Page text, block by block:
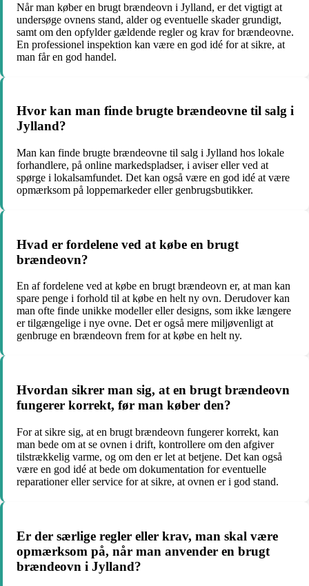
Når man køber en brugt brændeovn i Jylland, er det vigtigt at
undersøge ovnens stand, alder og eventuelle skader grundigt,
samt om den opfylder gældende regler og krav for brændeovne.
En professionel inspektion kan være en god idé for at sikre, at
man får en god handel.
Hvor kan man finde brugte brændeovne til salg i
Jylland?
Man kan finde brugte brændeovne til salg i Jylland hos lokale
forhandlere, på online markedspladser, i aviser eller ved at
spørge i lokalsamfundet. Det kan også være en god idé at være
opmærksom på loppemarkeder eller genbrugsbutikker.
Hvad er fordelene ved at købe en brugt
brændeovn?
En af fordelene ved at købe en brugt brændeovn er, at man kan
spare penge i forhold til at købe en helt ny ovn. Derudover kan
man ofte finde unikke modeller eller designs, som ikke længere
er tilgængelige i nye ovne. Det er også mere miljøvenligt at
genbruge en brændeovn frem for at købe en helt ny.
Hvordan sikrer man sig, at en brugt brændeovn
fungerer korrekt, før man køber den?
For at sikre sig, at en brugt brændeovn fungerer korrekt, kan
man bede om at se ovnen i drift, kontrollere om den afgiver
tilstrækkelig varme, og om den er let at betjene. Det kan også
være en god idé at bede om dokumentation for eventuelle
reparationer eller service for at sikre, at ovnen er i god stand.
Er der særlige regler eller krav, man skal være
opmærksom på, når man anvender en brugt
brændeovn i Jylland?